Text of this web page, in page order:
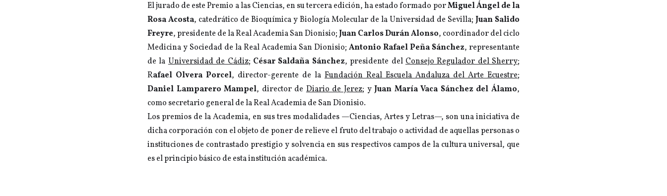
El jurado de este Premio a las Ciencias, en su tercera edición, ha estado formado porMiguel Ángel de la
Rosa Acosta, catedrático de Bioquímica y Biología Molecular de la Universidad de Sevilla; Juan Salido
Freyre, presidente de la Real Academia San Dionisio;Juan Carlos Durán Alonso, coordinador del ciclo
Medicina y Sociedad de la Real Academia San Dionisio; Antonio Rafael Peña Sánchez, representante
de laUniversidad de Cádiz; César Saldaña Sánchez, presidente delConsejo Regulador del Sherry;
Rafael Olvera Porcel, director-gerente de la Fundación Real Escuela Andaluza del Arte Ecuestre;
Daniel Lamparero Mampel, director deDiario de Jerez; yJuan María Vaca Sánchez del Álamo,
como secretario general de la Real Academia de San Dionisio.
Los premios de la Academia, en sus tres modalidades —Ciencias, Artes y Letras—, son una iniciativa de
dicha corporación con el objeto de poner de relieve el fruto del trabajo o actividad de aquellas personas o
instituciones de contrastado prestigio y solvencia en sus respectivos campos de la cultura universal, que
es el principio básico de esta institución académica.